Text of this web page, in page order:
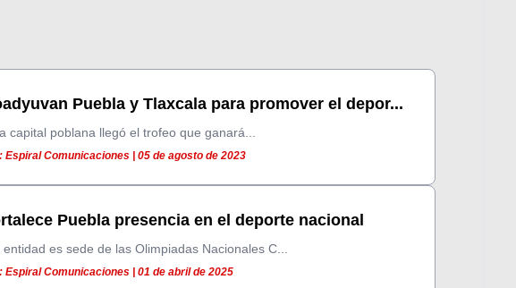
Puebla y Tlaxcala para promover el depor...
capital poblana llegó el trofeo que ganará...
Espiral Comunicaciones | 05 de agosto de 2023
Puebla presencia en el deporte nacional
entidad es sede de las Olimpiadas Nacionales C...
Espiral Comunicaciones | 01 de abril de 2025